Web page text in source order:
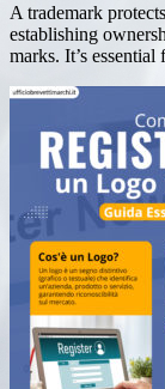
A trademark
establishing
marks. It’s